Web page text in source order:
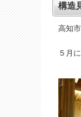
構造
高知
５月